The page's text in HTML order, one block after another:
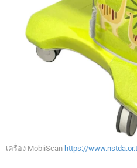
เครื่อง MobiiScan https://